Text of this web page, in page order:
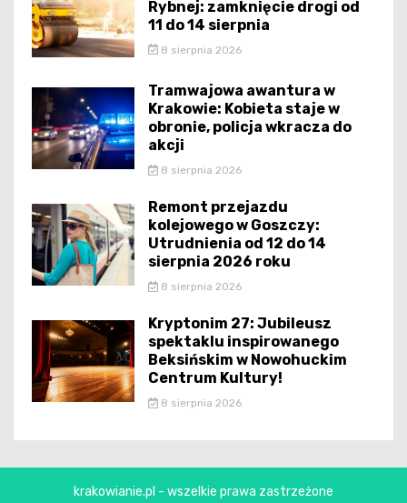
Rybnej: zamknięcie drogi od
11 do 14 sierpnia
8 sierpnia 2026
Tramwajowa awantura w
Krakowie: Kobieta staje w
obronie, policja wkracza do
akcji
8 sierpnia 2026
Remont przejazdu
kolejowego w Goszczy:
Utrudnienia od 12 do 14
sierpnia 2026 roku
8 sierpnia 2026
Kryptonim 27: Jubileusz
spektaklu inspirowanego
Beksińskim w Nowohuckim
Centrum Kultury!
8 sierpnia 2026
krakowianie.pl - wszelkie prawa zastrzeżone